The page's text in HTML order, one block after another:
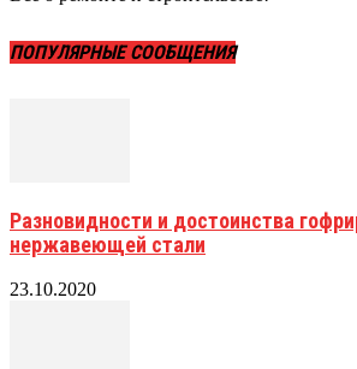
ПОПУЛЯРНЫЕ СООБЩЕНИЯ
Разновидности и достоинства
нержавеющей стали
23.10.2020